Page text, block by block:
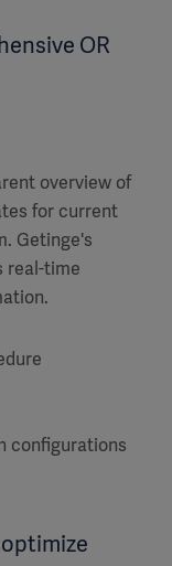
OR
overview of
for current
Getinge's
real-time
configurations